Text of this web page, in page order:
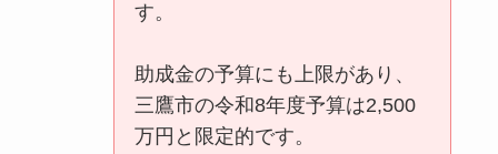
す。
助成金の予算にも上限があり、
三鷹市の令和8年度予算は2,500
万円と限定的です。